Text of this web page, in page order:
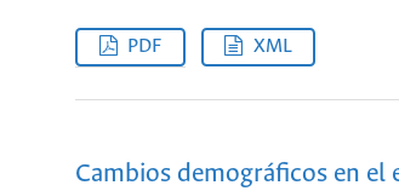
PDF XML
Cambios demográficos en